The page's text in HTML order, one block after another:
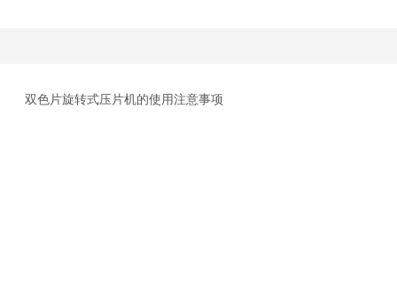
双色片旋转式压片机的使用注意事项